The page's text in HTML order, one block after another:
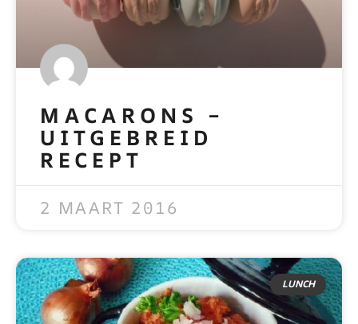
MACARONS –
UITGEBREID
RECEPT
2 MAART 2016
LUNCH